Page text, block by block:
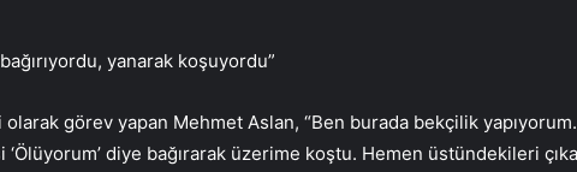
yanarak koşuyordu”
görev yapan Mehmet Aslan, “Ben burada bekçilik
diye bağırarak üzerime koştu. Hemen üstündekileri